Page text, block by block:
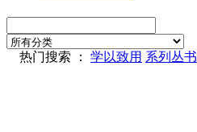
热门搜索 ： 学以致用 系列丛书